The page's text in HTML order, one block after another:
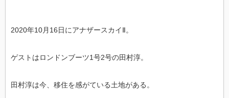
2020年10月16日にアナザースカイⅡ。
ゲストはロンドンブーツ1号2号の田村淳。
田村淳は今、移住を感がている土地がある。